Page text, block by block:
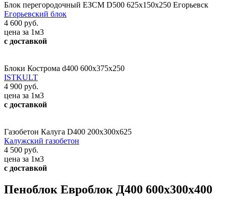
Блок перегородочный ЕЗСМ D500 625х150х250 Егорьевск
Егорьевский блок
4 600 руб.
цена за 1м3
с доставкой
Блоки Кострома d400 600x375x250
ISTKULT
4 900 руб.
цена за 1м3
с доставкой
Газобетон Калуга D400 200x300x625
Калужский газобетон
4 500 руб.
цена за 1м3
с доставкой
Пеноблок Евроблок Д400 600x300x400